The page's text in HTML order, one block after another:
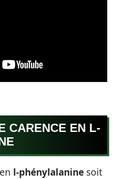
CARENCE EN L-
l-phénylalanine soit